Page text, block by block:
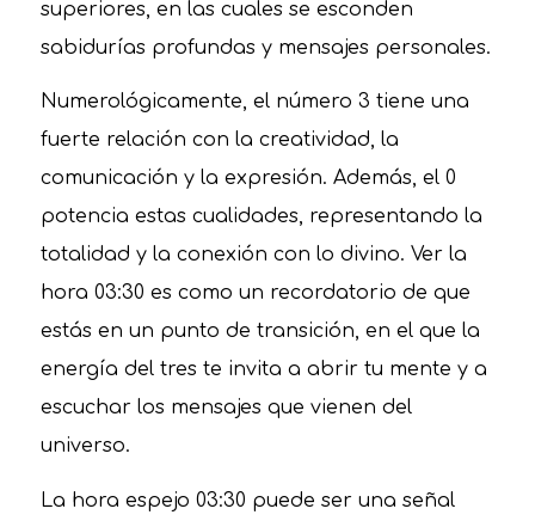
superiores, en las cuales se esconden
sabidurías profundas y mensajes personales.
Numerológicamente, el número 3 tiene una
fuerte relación con la creatividad, la
comunicación y la expresión. Además, el 0
potencia estas cualidades, representando la
totalidad y la conexión con lo divino. Ver la
hora 03:30 es como un recordatorio de que
estás en un punto de transición, en el que la
energía del tres te invita a abrir tu mente y a
escuchar los mensajes que vienen del
universo.
La hora espejo 03:30 puede ser una señal